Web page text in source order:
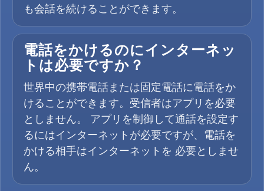
も会話を続けることができます。
電話をかけるのにインターネッ
トは必要ですか？
世界中の携帯電話または固定電話に電話をか
けることができます。受信者はアプリを必要
としません。 アプリを制御して通話を設定す
るにはインターネットが必要ですが、電話を
かける相手はインターネットを 必要としませ
ん。